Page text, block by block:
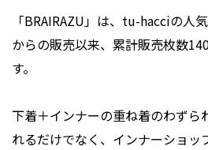
「BRAIRAZU」は、tu-hacciの人
からの販売以来、累計販売枚数
す。
下着＋インナーの重ね着のわずら
れるだけでなく、インナーショッ